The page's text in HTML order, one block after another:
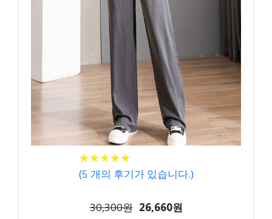
★★★★★
★★★★★
(5 개의 후기가 있습니다.)
30,300원 26,660원